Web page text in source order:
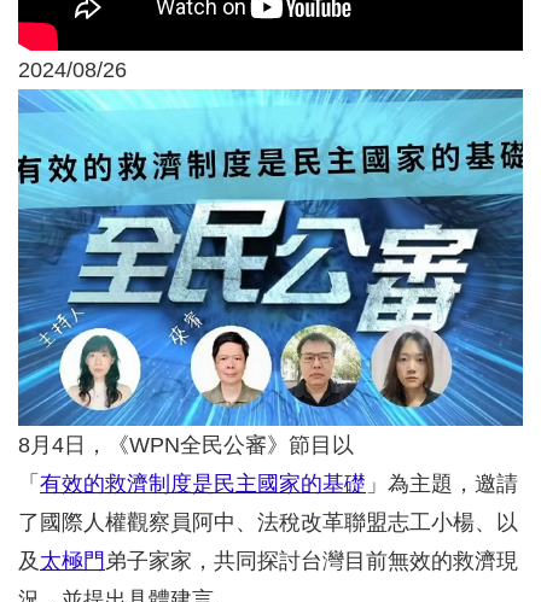
2024/08/26
8月4日，《WPN全民公審》節目以
「 有效的救濟制度是民主國家的基礎 」為主題，邀請
了國際人權觀察員阿中、法稅改革聯盟志工小楊、以
及 太極門 弟子家家，共同探討台灣目前無效的救濟現